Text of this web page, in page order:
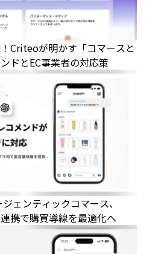
Criteoが明かす「コマースと
ドとEC事業者の対応策
ェンティックコマース、
携で購買導線を最適化へ